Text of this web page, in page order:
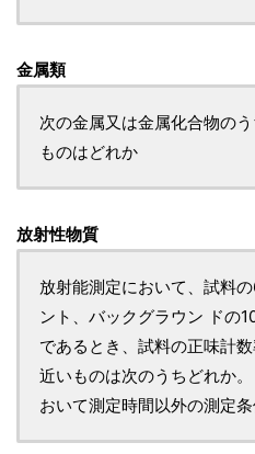
金属類
次の金属又は金属化合物の
ものはどれか
放射性物質
放射能測定において、試料
ント、バックグラウン ドの
であるとき、試料の正味計
近いものは次のうちどれか
おいて測定時間以外の測定